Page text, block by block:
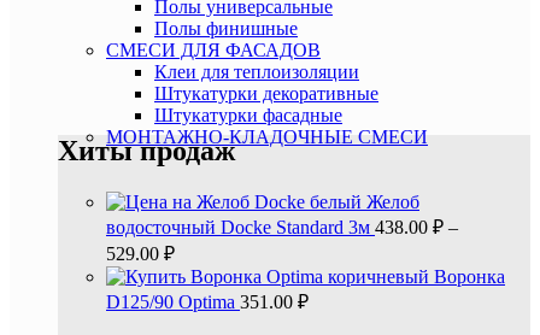
Полы универсальные
Полы финишные
СМЕСИ ДЛЯ ФАСАДОВ
Клеи для теплоизоляции
Штукатурки декоративные
Штукатурки фасадные
МОНТАЖНО-КЛАДОЧНЫЕ СМЕСИ
Хиты продаж
Желоб
водосточный Docke Standard 3м 438.00 ₽ –
529.00 ₽
Воронка
D125/90 Optima 351.00 ₽